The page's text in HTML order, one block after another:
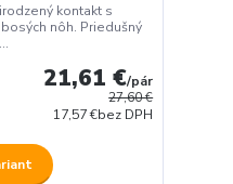
kontakt s
nôh. Priedušný
27,60 €
21,61 €/pár
17,57 €bez DPH